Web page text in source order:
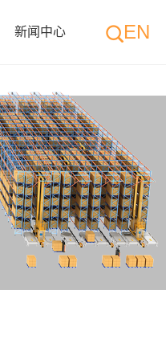
新闻中心 EN